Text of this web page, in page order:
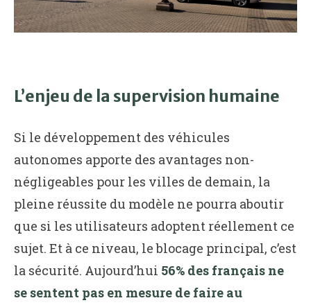
L’enjeu de la supervision humaine
Si le développement des véhicules
autonomes apporte des avantages non-
négligeables pour les villes de demain, la
pleine réussite du modèle ne pourra aboutir
que si les utilisateurs adoptent réellement ce
sujet. Et à ce niveau, le blocage principal, c’est
la sécurité. Aujourd’hui 56% des français ne
se sentent pas en mesure de faire au